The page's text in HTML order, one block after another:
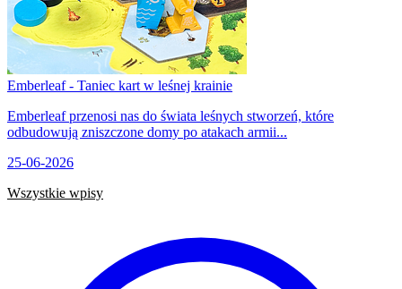
Emberleaf - Taniec kart w leśnej krainie
Emberleaf przenosi nas do świata leśnych stworzeń, które
odbudowują zniszczone domy po atakach armii...
25-06-2026
Wszystkie wpisy